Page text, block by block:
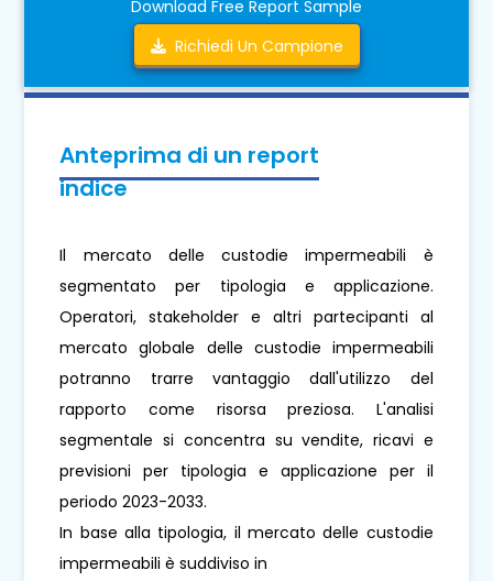
Download Free Report Sample
Richiedi Un Campione
Anteprima di un report
indice
Il mercato delle custodie impermeabili è
segmentato per tipologia e applicazione.
Operatori, stakeholder e altri partecipanti al
mercato globale delle custodie impermeabili
potranno trarre vantaggio dall'utilizzo del
rapporto come risorsa preziosa. L'analisi
segmentale si concentra su vendite, ricavi e
previsioni per tipologia e applicazione per il
periodo 2023-2033.
In base alla tipologia, il mercato delle custodie
impermeabili è suddiviso in